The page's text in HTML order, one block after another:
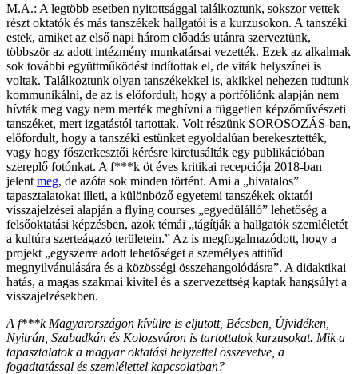
M.A.: A legtöbb esetben nyitottsággal találkoztunk, sokszor vettek
részt oktatók és más tanszékek hallgatói is a kurzusokon. A tanszéki
estek, amiket az első napi három előadás utánra szerveztünk,
többször az adott intézmény munkatársai vezették. Ezek az alkalmak
sok további együttműködést indítottak el, de viták helyszínei is
voltak. Találkoztunk olyan tanszékekkel is, akikkel nehezen tudtunk
kommunikálni, de az is előfordult, hogy a portfóliónk alapján nem
hívták meg vagy nem merték meghívni a független képzőművészeti
tanszéket, mert izgatástól tartottak. Volt részünk SOROSOZÁS-ban,
előfordult, hogy a tanszéki estünket egyoldalúan berekesztették,
vagy hogy főszerkesztői kérésre kiretusálták egy publikációban
szereplő fotónkat. A f***k öt éves kritikai recepciója 2018-ban
jelent meg, de azóta sok minden történt. Ami a „hivatalos”
tapasztalatokat illeti, a különböző egyetemi tanszékek oktatói
visszajelzései alapján a flying courses „egyedülálló” lehetőség a
felsőoktatási képzésben, azok témái „tágítják a hallgatók szemléletét
a kultúra szerteágazó területein.” Az is megfogalmazódott, hogy a
projekt „egyszerre adott lehetőséget a személyes attitűd
megnyilvánulására és a közösségi összehangolódásra”. A didaktikai
hatás, a magas szakmai kivitel és a szervezettség kaptak hangsúlyt a
visszajelzésekben.
A f***k Magyarországon kívülre is eljutott, Bécsben, Újvidéken,
Nyitrán, Szabadkán és Kolozsváron is tartottatok kurzusokat. Mik a
tapasztalatok a magyar oktatási helyzettel összevetve, a
fogadtatással és szemlélettel kapcsolatban?